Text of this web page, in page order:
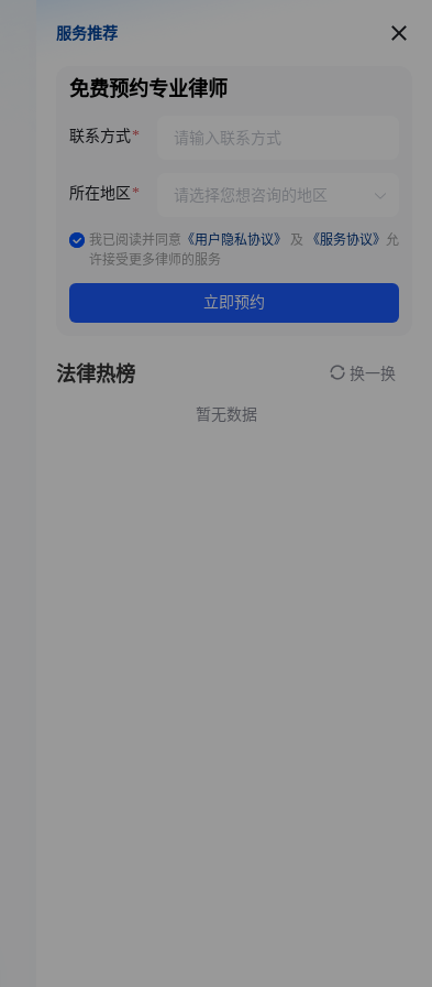
服务推荐
服务推荐
免费预约专业律师
联系方式
所在地区
我已阅读并同意 《用户隐私协议》 及 《服务协议》 允
许接受更多律师的服务
立即预约
法律热榜 换一换
暂无数据